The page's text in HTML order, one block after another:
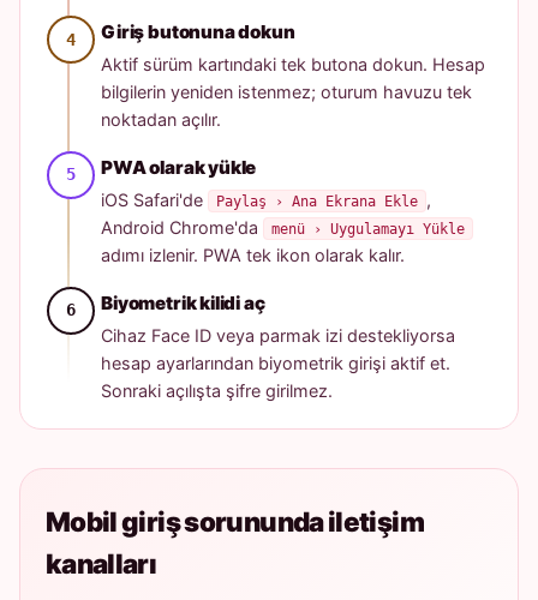
Giriş butonuna dokun
Aktif sürüm kartındaki tek butona dokun. Hesap
bilgilerin yeniden istenmez; oturum havuzu tek
noktadan açılır.
PWA olarak yükle
iOS Safari'de Paylaş › Ana Ekrana Ekle ,
Android Chrome'da
menü › Uygulamayı Yükle
adımı izlenir. PWA tek ikon olarak kalır.
Biyometrik kilidi aç
Cihaz Face ID veya parmak izi destekliyorsa
hesap ayarlarından biyometrik girişi aktif et.
Sonraki açılışta şifre girilmez.
Mobil giriş sorununda iletişim
kanalları